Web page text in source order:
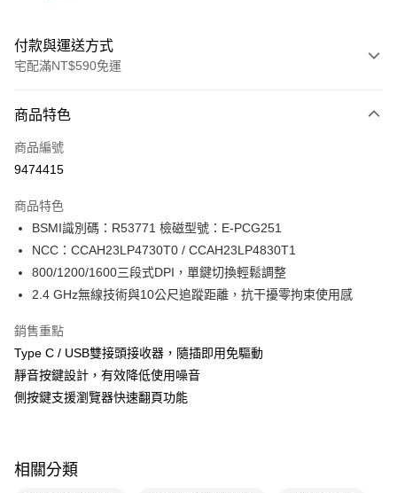
付款與運送方式
宅配滿NT$590免運
POYA支付
信用卡一次付款
Apple Pay
街口支付
悠遊付
Google Pay
AFTEE先享後付
相關說明
【關於「AFTEE先享後付」】
２．便利：只要手機號碼，簡訊認證，即可結帳。
３．安心：先確認商品／服務後，再付款。
每筆NT$100，滿NT$590(含以上)免運費
商品特色
商品編號
9474415
商品特色
BSMI識別碼：R53771 檢磁型號：E-PCG251
NCC：CCAH23LP4730T0 / CCAH23LP4830T1
800/1200/1600三段式DPI，單鍵切換輕鬆調整
2.4 GHz無線技術與10公尺追蹤距離，抗干擾零拘束使用感
銷售重點
Type C / USB雙接頭接收器，隨插即用免驅動
靜音按鍵設計，有效降低使用噪音
側按鍵支援瀏覽器快速翻頁功能
相關分類